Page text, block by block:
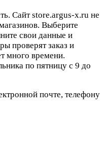
Сайт store.argus-x.ru не
Выберите
свои данные и
проверят заказ и
много времени.
по пятницу с 9 до
почте, телефону